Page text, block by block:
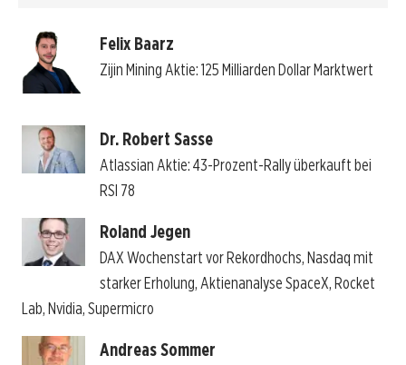
Felix Baarz
Zijin Mining Aktie: 125 Milliarden Dollar Marktwert
Dr. Robert Sasse
Atlassian Aktie: 43-Prozent-Rally überkauft bei
RSI 78
Roland Jegen
DAX Wochenstart vor Rekordhochs, Nasdaq mit
starker Erholung, Aktienanalyse SpaceX, Rocket
Lab, Nvidia, Supermicro
Andreas Sommer